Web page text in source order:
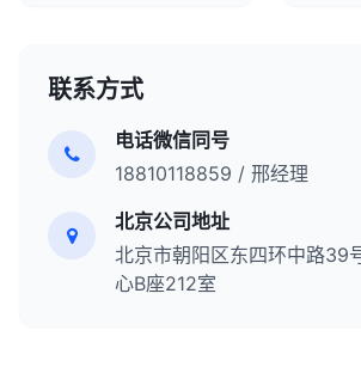
联系方式
电话微信同号
18810118859 / 邢经理
北京公司地址
北京市朝阳区东四环中路39
心B座212室